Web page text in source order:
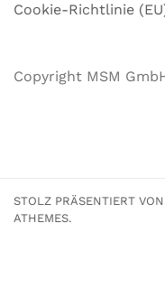
Cookie-Richtlinie
Copyright MSM
STOLZ PRÄSENTIERT
ATHEMES.